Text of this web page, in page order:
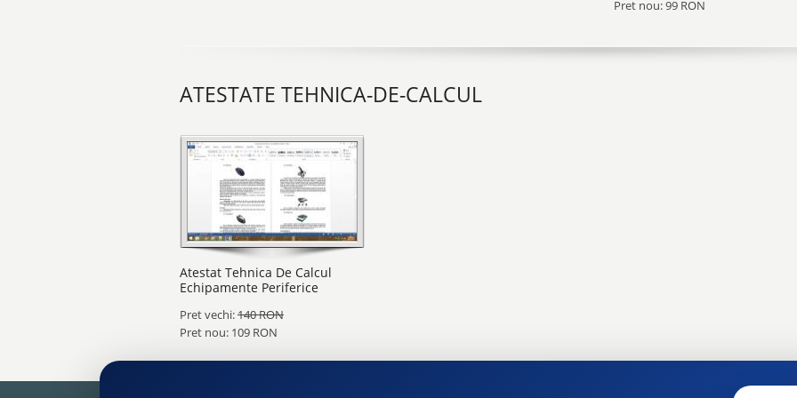
Pret nou: 99 RON
ATESTATE TEHNICA-DE-CALCUL
Atestat Tehnica De Calcul
Echipamente Periferice
Pret vechi:140 RON
Pret nou: 109 RON